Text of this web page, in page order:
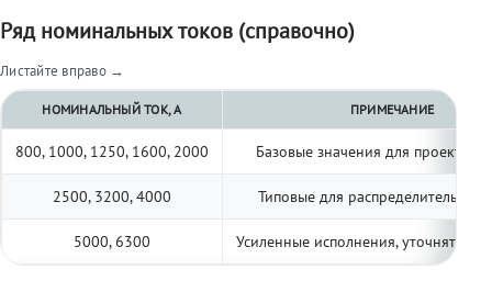
Ряд номинальных токов (справочно)
Листайте вправо →
НОМИНАЛЬНЫЙ ТОК, А ПРИМЕЧАНИЕ
800, 1000, 1250, 1600, 2000 Базовые значения для
2500, 3200, 4000 Типовые для распределительных
5000, 6300 Усиленные исполнения, уточнять по